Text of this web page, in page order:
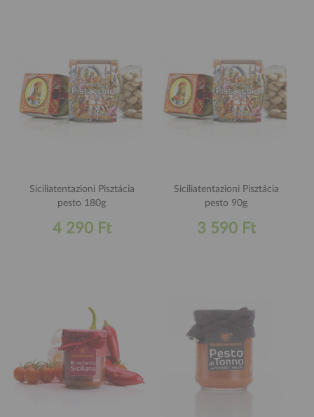
Siciliatentazioni Pisztácia
pesto 180g
4 290 Ft
Siciliatentazioni Pisztácia
pesto 90g
3 590 Ft